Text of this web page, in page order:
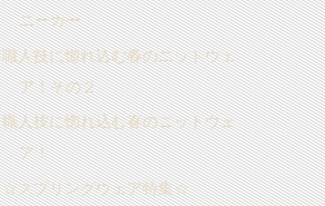
ニーカー
職人技に惚れ込む春のニットウェ
ア！その２
職人技に惚れ込む春のニットウェ
ア！
☆スプリングウェア特集☆